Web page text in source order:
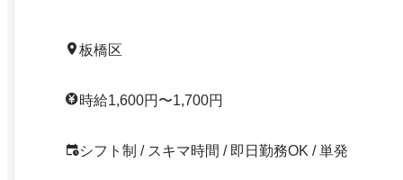
板橋区
時給1,600円〜1,700円
シフト制 / スキマ時間 / 即日勤務OK / 単発